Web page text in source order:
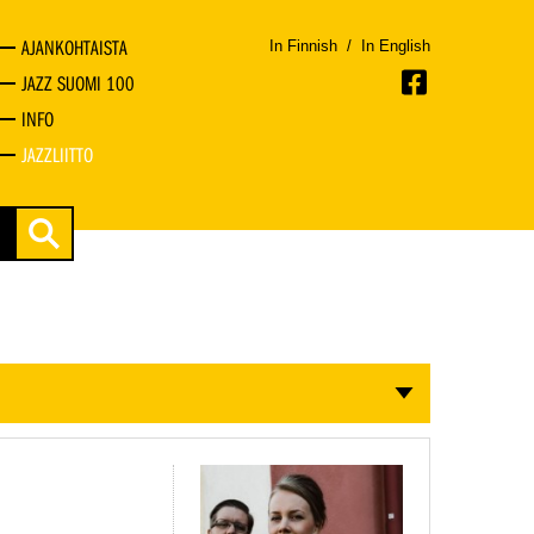
AJANKOHTAISTA
JAZZ SUOMI 100
INFO
JAZZLIITTO
In Finnish / In English